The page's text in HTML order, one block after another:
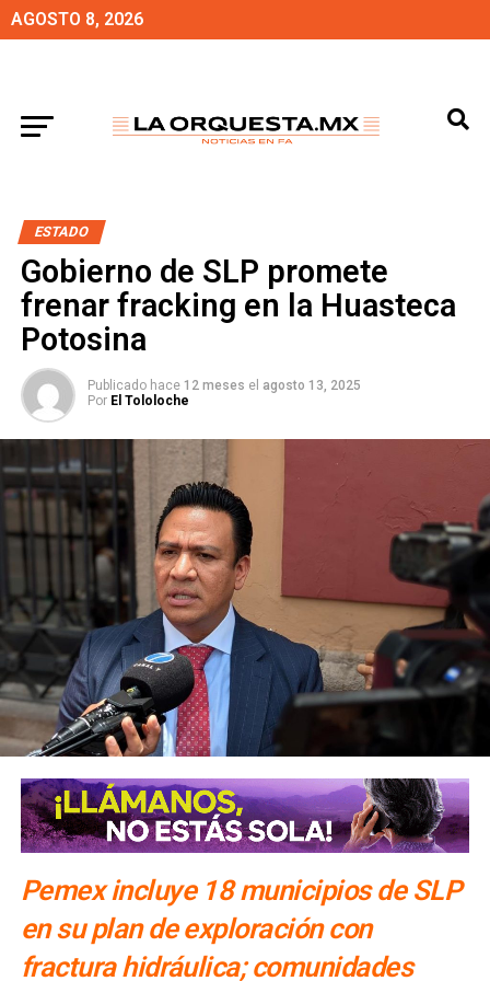
AGOSTO 8, 2026
ESTADO
Gobierno de SLP promete
frenar fracking en la Huasteca
Potosina
Publicado hace 12 meses el agosto 13, 2025
Por El Tololoche
Pemex incluye 18 municipios de SLP
en su plan de exploración con
fractura hidráulica; comunidades